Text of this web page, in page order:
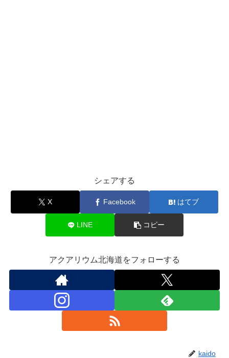
シェアする
X Facebook はてブ
LINE コピー
アクアリウム北海道をフォローする
kaido